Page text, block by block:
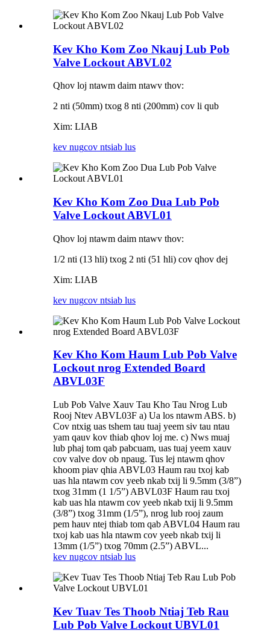
Kev Kho Kom Zoo Nkauj Lub Pob
Valve Lockout ABVL02
Qhov loj ntawm daim ntawv thov:
2 nti (50mm) txog 8 nti (200mm) cov li qub
Xim: LIAB
kev nugcov ntsiab lus
Kev Kho Kom Zoo Dua Lub Pob
Valve Lockout ABVL01
Qhov loj ntawm daim ntawv thov:
1/2 nti (13 hli) txog 2 nti (51 hli) cov qhov dej
Xim: LIAB
kev nugcov ntsiab lus
Kev Kho Kom Haum Lub Pob Valve
Lockout nrog Extended Board
ABVL03F
Lub Pob Valve Xauv Tau Kho Tau Nrog Lub
Rooj Ntev ABVL03F a) Ua los ntawm ABS. b)
Cov ntxig uas tshem tau tuaj yeem siv tau ntau
yam qauv kov thiab qhov loj me. c) Nws muaj
lub phaj tom qab pabcuam, uas tuaj yeem xauv
cov valve dov ob npaug. Tus lej ntawm qhov
khoom piav qhia ABVL03 Haum rau txoj kab
uas hla ntawm cov yeeb nkab txij li 9.5mm (3/8”)
txog 31mm (1 1/5”) ABVL03F Haum rau txoj
kab uas hla ntawm cov yeeb nkab txij li 9.5mm
(3/8”) txog 31mm (1/5”), nrog lub rooj zaum
pem hauv ntej thiab tom qab ABVL04 Haum rau
txoj kab uas hla ntawm cov yeeb nkab txij li
13mm (1/5”) txog 70mm (2.5”) ABVL...
kev nugcov ntsiab lus
Kev Tuav Tes Thoob Ntiaj Teb Rau
Lub Pob Valve Lockout UBVL01